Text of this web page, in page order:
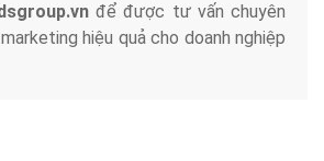
để được tư vấn chuyên
hiệu quả cho doanh nghiệp